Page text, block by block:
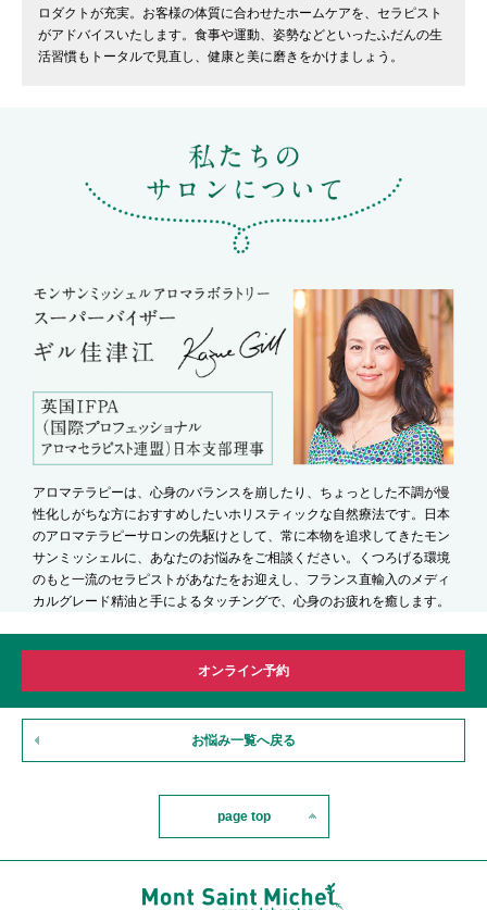
ロダクトが充実。お客様の体質に合わせたホームケアを、セラピスト
がアドバイスいたします。食事や運動、姿勢などといったふだんの生
活習慣もトータルで見直し、健康と美に磨きをかけましょう。
アロマテラピーは、心身のバランスを崩したり、ちょっとした不調が慢
性化しがちな方におすすめしたいホリスティックな自然療法です。日本
のアロマテラピーサロンの先駆けとして、常に本物を追求してきたモン
サンミッシェルに、あなたのお悩みをご相談ください。くつろげる環境
のもと一流のセラピストがあなたをお迎えし、フランス直輸入のメディ
カルグレード精油と手によるタッチングで、心身のお疲れを癒します。
オンライン予約
お悩み一覧へ戻る
page top